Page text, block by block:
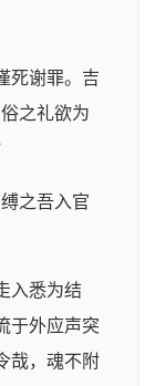
死谢罪。吉
之礼欲为
之吾入官
入悉为结
于外应声突
哉，魂不附